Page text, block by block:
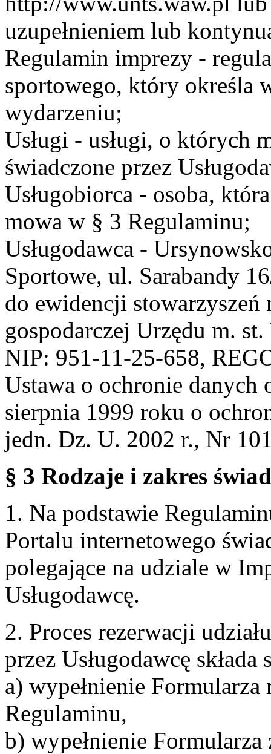
uzupełnieniem lub
Regulamin imprezy -
sportowego, który określa
wydarzeniu;
Usługi - usługi, o których
świadczone przez
Usługobiorca - osoba,
mowa w § 3 Regulaminu;
Usługodawca -
Sportowe, ul. Sarabandy
do ewidencji stowarzyszeń
gospodarczej Urzędu m.
NIP: 951-11-25-658,
Ustawa o ochronie danych
sierpnia 1999 roku o
jedn. Dz. U. 2002 r., Nr
§ 3 Rodzaje i zakres
1. Na podstawie
Portalu internetowego
polegające na udziale w
Usługodawcę.
2. Proces rezerwacji
przez Usługodawcę
a) wypełnienie
Regulaminu,
b) wypełnienie Formularza